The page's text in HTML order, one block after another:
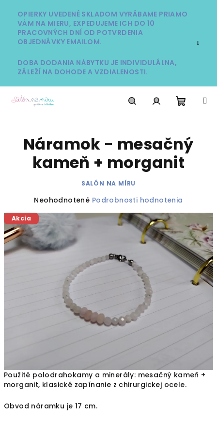
obsah
OPIERKY UVEDENÉ SKLADOM VYRÁBAME PRIAMO
VÁM NA MIERU, EXPEDUJEME ICH DO 10
PRACOVNÝCH DNÍ OD POTVRDENIA
OBJEDNÁVKY EMAILOM.
DOBA DODANIA NÁBYTKU JE INDIVIDULÁLNA,
ZÁLEŽÍ NA DOHODE A VZDIALENOSTI.
košík
Použité polodrahokamy a minerály: mesačný kameň +
morganit, klasické zapínanie z chirurgickej ocele.
Obvod náramku je 17 cm.
Náramok - mesačný
kameň + morganit
SALÓN NA MÍRU
Priemerné
produktu
je
0,0
z
hviezdičiek.
Neohodnotené Podrobnosti hodnotenia
Akcia